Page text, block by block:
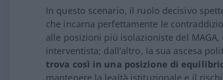
In questo scenario, il ruolo decisivo
che incarna perfettamente le
alle posizioni più isolazioniste del
interventista; dall’altro, la sua ascesa
trova così in una posizione di
mantenere la lealtà istituzionale e il